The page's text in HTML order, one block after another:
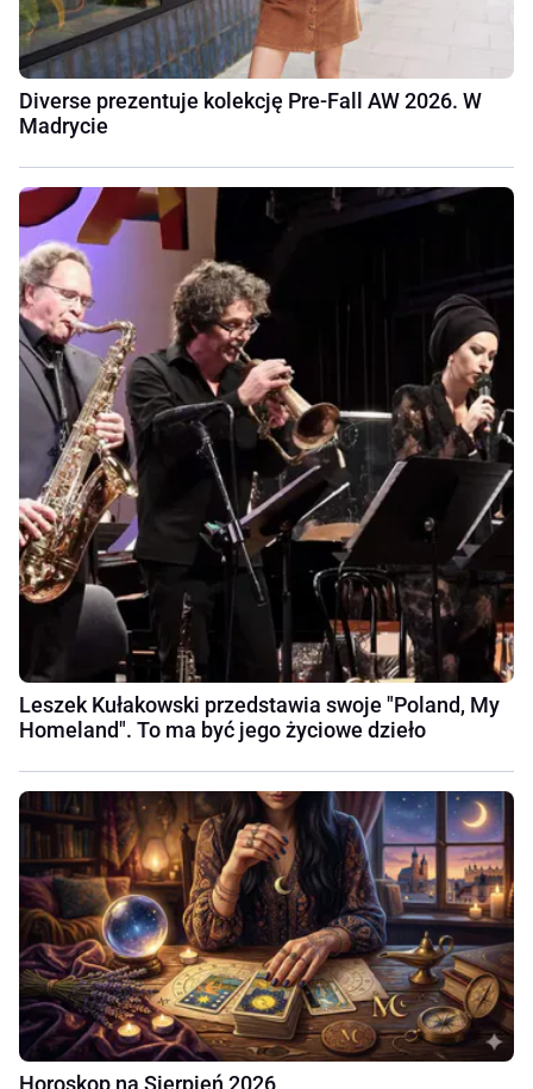
Diverse prezentuje kolekcję Pre-Fall AW 2026. W
Madrycie
Leszek Kułakowski przedstawia swoje "Poland, My
Homeland". To ma być jego życiowe dzieło
Horoskop na Sierpień 2026